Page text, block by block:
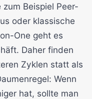
Beispiel Peer-
oder klassische
One geht es
Daher finden
Zyklen statt als
Wenn
hat, sollte man